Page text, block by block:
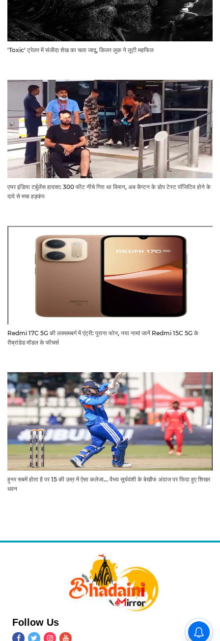
'Toxic' ट्रेलर में संजीदा शेख का चला जादू, किलर लुक ने लूटी महफिल
एयर इंडिया टर्बुलेंस हादसा: 300 फीट नीचे गिरा था विमान, अब कैप्टन के डोप टेस्ट पॉजिटिव होने के
दावे से मचा हड़कंप
Redmi 17C 5G की लक्समबर्ग में एंट्री: पुराना फोन, नया नाम! जानें Redmi 15C 5G के
रीब्रांडेड मॉडल के फीचर्स
हुनर सबमें होता है पर 15 की उम्र में ऐसा कलेजा... वैभव सूर्यवंशी के बेखौफ अंदाज पर फिदा हुए शिखर
धवन
Follow Us